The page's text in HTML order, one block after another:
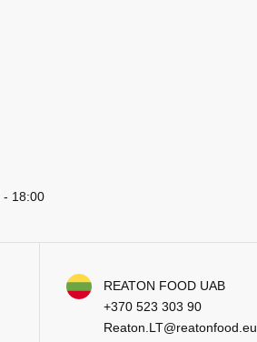
- 18:00
REATON FOOD UAB
+370 523 303 90
Reaton.LT@reatonfood.eu